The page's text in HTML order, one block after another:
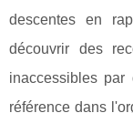
descentes en
découvrir des
inaccessibles par
référence dans